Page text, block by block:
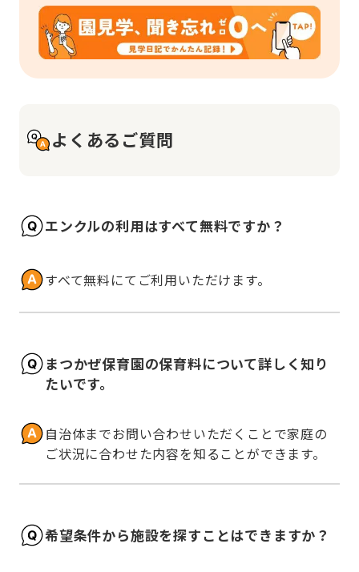
よくあるご質問
エンクルの利用はすべて無料ですか？
すべて無料にてご利用いただけます。
まつかぜ保育園の保育料について詳しく知り
たいです。
自治体までお問い合わせいただくことで家庭の
ご状況に合わせた内容を知ることができます。
希望条件から施設を探すことはできますか？